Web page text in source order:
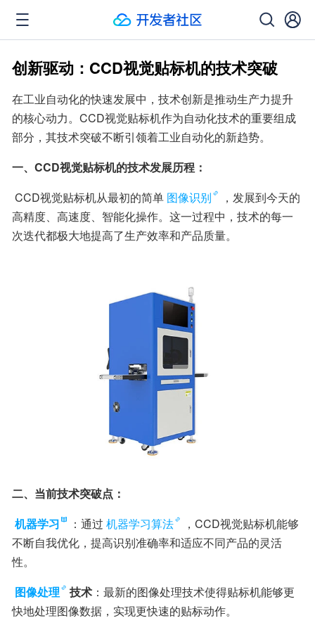
创新驱动：CCD视觉贴标机的技术突破
在工业自动化的快速发展中，技术创新是推动生产力提升
的核心动力。CCD视觉贴标机作为自动化技术的重要组成
部分，其技术突破不断引领着工业自动化的新趋势。
一、CCD视觉贴标机的技术发展历程：
CCD视觉贴标机从最初的简单 图像识别
，发展到今天的
高精度、高速度、智能化操作。这一过程中，技术的每一
次迭代都极大地提高了生产效率和产品质量。
二、当前技术突破点：
机器学习
：通过 机器学习算法
，CCD视觉贴标机能够
不断自我优化，提高识别准确率和适应不同产品的灵活
性。
图像处理
技术 ：最新的图像处理技术使得贴标机能够更
快地处理图像数据，实现更快速的贴标动作。